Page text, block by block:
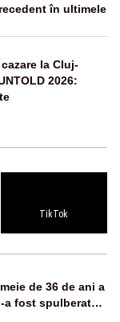
în ultimele
la Cluj-
2026:
TikTok
de 36 de ani a
a fost spulberată